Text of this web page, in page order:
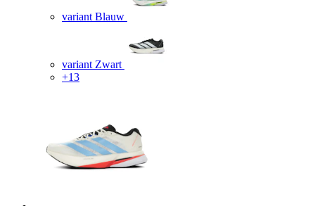
variant Blauw
variant Zwart
+13